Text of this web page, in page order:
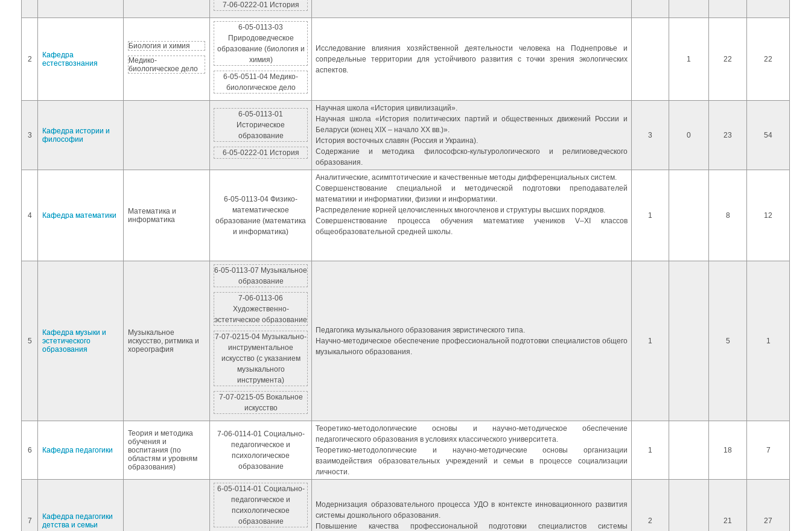
7-06-0222-01 История
2
Кафедра
естествознания
Биология и химия
Медико-
биологическое дело
6-05-0113-03
Природоведческое
образование (биология и
химия)
6-05-0511-04 Медико-
биологическое дело
Исследование влияния хозяйственной деятельности человека на Поднепровье и
сопредельные территории для устойчивого развития с точки зрения экологических
аспектов.
1 22 22
3
Кафедра истории и
философии
6-05-0113-01
Историческое
образование
6-05-0222-01 История
Научная школа «История цивилизаций».
Научная школа «История политических партий и общественных движений России и
Беларуси (конец XIX – начало XX вв.)».
История восточных славян (Россия и Украина).
Содержание и методика философско-культурологического и религиоведческого
образования.
3 0 23 54
4 Кафедра математики
Математика и
информатика
6-05-0113-04 Физико-
математическое
образование (математика
и информатика)
Аналитические, асимптотические и качественные методы дифференциальных систем.
Совершенствование специальной и методической подготовки преподавателей
математики и информатики, физики и информатики.
Распределение корней целочисленных многочленов и структуры высших порядков.
Совершенствование процесса обучения математике учеников V–XI классов
общеобразовательной средней школы.
1 8 12
5
Кафедра музыки и
эстетического
образования
Музыкальное
искусство, ритмика и
хореография
6-05-0113-07 Музыкальное
образование
7-06-0113-06
Художественно-
эстетическое образование
7-07-0215-04 Музыкально-
инструментальное
искусство (с указанием
музыкального
инструмента)
7-07-0215-05 Вокальное
искусство
Педагогика музыкального образования эвристического типа.
Научно-методическое обеспечение профессиональной подготовки специалистов общего
музыкального образования.
1 5 1
6 Кафедра педагогики
Теория и методика
обучения и
воспитания (по
областям и уровням
образования)
7-06-0114-01 Социально-
педагогическое и
психологическое
образование
Теоретико-методологические основы и научно-методическое обеспечение
педагогического образования в условиях классического университета.
Теоретико-методологические и научно-методические основы организации
взаимодействия образовательных учреждений и семьи в процессе социализации
личности.
1 18 7
7
Кафедра педагогики
детства и семьи
6-05-0114-01 Социально-
педагогическое и
психологическое
образование
Модернизация образовательного процесса УДО в контексте инновационного развития
системы дошкольного образования.
Повышение качества профессиональной подготовки специалистов системы
2 21 27